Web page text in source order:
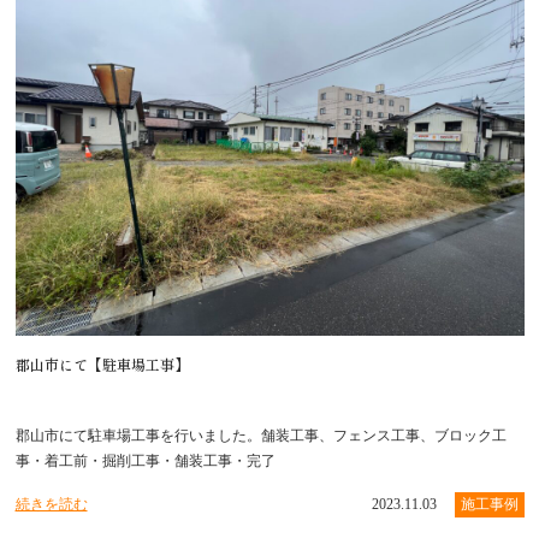
郡山市にて【駐車場工事】
郡山市にて駐車場工事を行いました。舗装工事、フェンス工事、ブロック工
事・着工前・掘削工事・舗装工事・完了
続きを読む 2023.11.03 施工事例